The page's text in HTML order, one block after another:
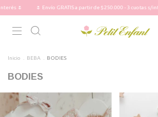
🌷 Envío GRATIS a partir de $250.000 - 3 cuotas s/interés 🌷
Inicio BEBA BODIES
BODIES